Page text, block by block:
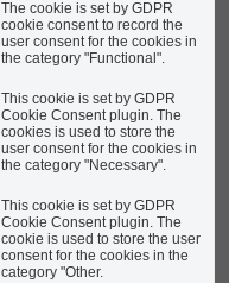
The cookie is set by GDPR
cookie consent to record the
user consent for the cookies in
the category "Functional".
This cookie is set by GDPR
Cookie Consent plugin. The
cookies is used to store the
user consent for the cookies in
the category "Necessary".
This cookie is set by GDPR
Cookie Consent plugin. The
cookie is used to store the user
consent for the cookies in the
category "Other.